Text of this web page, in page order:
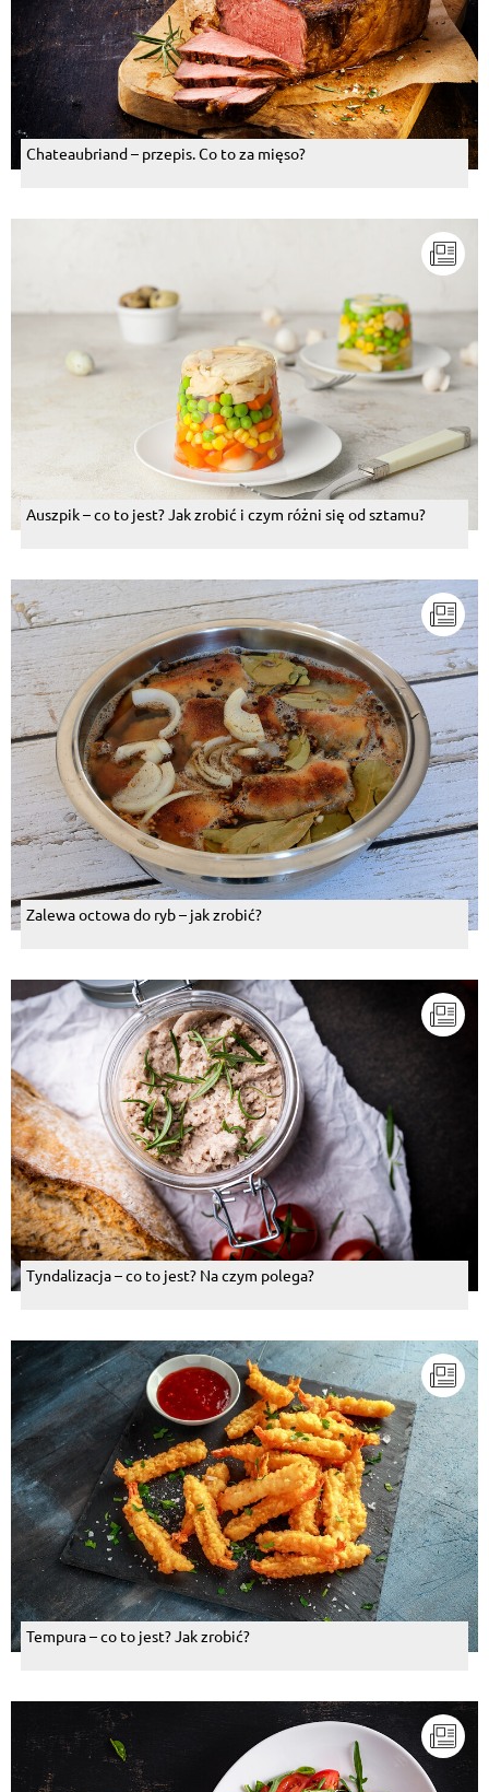
Chateaubriand – przepis. Co to za mięso?
Auszpik – co to jest? Jak zrobić i czym różni się od sztamu?
Zalewa octowa do ryb – jak zrobić?
Tyndalizacja – co to jest? Na czym polega?
Tempura – co to jest? Jak zrobić?